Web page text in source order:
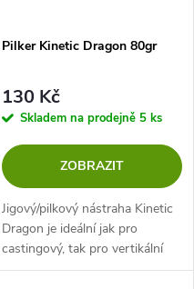
Pilker Kinetic Dragon 80gr
130 Kč
Skladem na prodejně 5 ks
ZOBRAZIT
Jigový/pilkový nástraha Kinetic
Dragon je ideální jak pro
castingový, tak pro vertikální
rybolov. Úžasně živá plavecká